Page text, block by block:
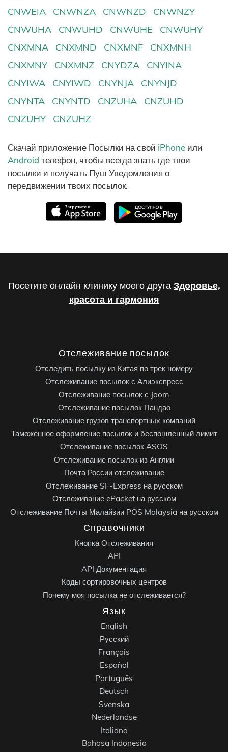
CNWEIA
CNWNZA CNWNZD
CNWNZY
CNWUHA
CNWUHD CNWUHE
CNWUHY
CNXMNA
CNXMND CNXMNF
CNXMNH
CNXMNY
CNXMNZ CNYDZA
CNYINA
CNYIWA
CNYIWD CNYNJA
CNYNJD
CNYNTA
CNYNTD CNZUHA
CNZUHD
CNZUHY
CNZUHZ
Скачай приложение Посылки на свой iPhone или
Android телефон, чтобы всегда знать где твои
посылки и получать Пуш Уведомления о
передвижении твоих посылок.
Посетите онлайн клинику моего друга Здоровье,
красота и гармония
Отслеживание посылок
Отследить посылку из Китая по трек номеру
Отслеживание посылок с Алиэкспресс
Отслеживание посылок с Joom
Отслеживание посылок Пандао
Отслеживание грузов транспортных компаний
Таможенное оформление посылок и беспошленный лимит
Отслеживание посылок ASOS
Отслеживание посылок из Англии
Почта России отслеживание
Отслеживание SF-Express на русском
Отслеживание ePacket на русском
Отслеживание Почты Малайзии POS Malaysia на русском
Справочники
Кнопка Отслеживания
API
API Документация
Коды сортировочных центров
Почему моя посылка не отслеживается?
Язык
English
Русский
Français
Español
Português
Deutsch
Svenska
Nederlandse
Italiano
Bahasa Indonesia